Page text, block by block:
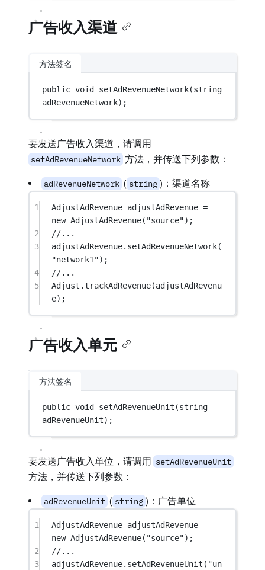
广告收入渠道
方法签名
public void setAdRevenueNetwork(string
adRevenueNetwork);
要发送广告收入渠道，请调用
setAdRevenueNetwork 方法，并传送下列参数：
adRevenueNetwork ( string )：渠道名称
1 AdjustAdRevenue adjustAdRevenue =
new AdjustAdRevenue( "source");
2
//...
3
adjustAdRevenue. setAdRevenueNetwork(
"network1");
4
//...
5
Adjust.trackAdRevenue(adjustAdRevenu
e);
广告收入单元
方法签名
public void setAdRevenueUnit (string
adRevenueUnit);
要发送广告收入单位，请调用 setAdRevenueUnit
方法，并传送下列参数：
adRevenueUnit ( string )：广告单位
1 AdjustAdRevenue adjustAdRevenue =
new AdjustAdRevenue( "source");
2
//...
3
adjustAdRevenue. setAdRevenueUnit ( "un